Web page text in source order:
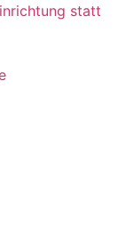
statt